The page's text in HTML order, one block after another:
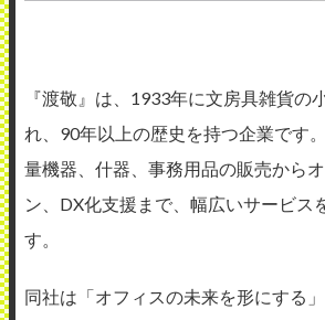
『渡敬』は、1933年に文房具雑貨の
れ、90年以上の歴史を持つ企業です
量機器、什器、事務用品の販売から
ン、DX化支援まで、幅広いサービス
す。
同社は「オフィスの未来を形にする